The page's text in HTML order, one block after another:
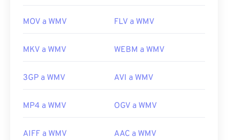
MOV a WMV FLV a WMV
MKV a WMV WEBM a WMV
3GP a WMV AVI a WMV
MP4 a WMV OGV a WMV
AIFF a WMV AAC a WMV